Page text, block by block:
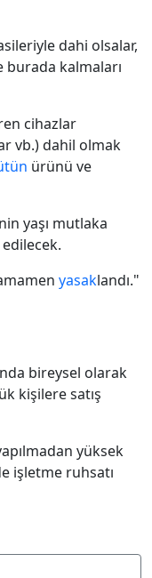
dahi olsalar,
kalmaları
cihazlar
vb.) dahil olmak
ürünü ve
yaşı mutlaka
yasaklandı."
bireysel olarak
kişilere satış
yüksek
işletme ruhsatı